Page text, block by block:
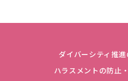
ダイバーシティ推
ハラスメントの防止